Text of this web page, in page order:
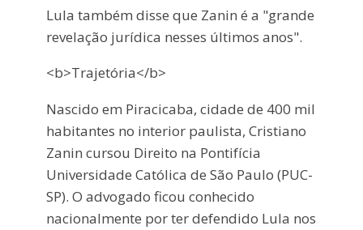
Lula também disse que Zanin é a "grande
revelação jurídica nesses últimos anos".
<b>Trajetória</b>
Nascido em Piracicaba, cidade de 400 mil
habitantes no interior paulista, Cristiano
Zanin cursou Direito na Pontifícia
Universidade Católica de São Paulo (PUC-
SP). O advogado ficou conhecido
nacionalmente por ter defendido Lula nos